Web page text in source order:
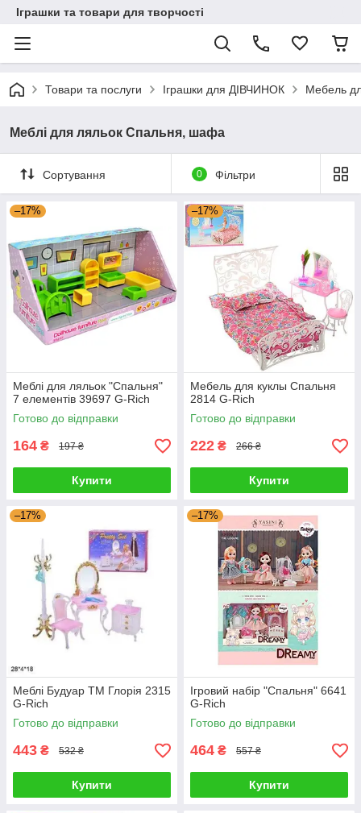
Іграшки та товари для творчості
Товари та послуги Іграшки для ДІВЧИНОК Мебель
Меблі для ляльок Спальня, шафа
Сортування 0 Фільтри
–17%
Меблі для ляльок "Спальня"
7 елементів 39697 G-Rich
Готово до відправки
164 ₴ 197 ₴
Купити
–17%
Мебель для куклы Спальня
2814 G-Rich
Готово до відправки
222 ₴ 266 ₴
Купити
–17%
Меблі Будуар ТМ Глорія 2315
G-Rich
Готово до відправки
443 ₴ 532 ₴
Купити
–17%
Ігровий набір "Спальня" 6641
G-Rich
Готово до відправки
464 ₴ 557 ₴
Купити